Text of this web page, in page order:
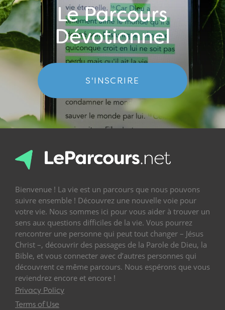
Le Parcours
Dévotionnel
S'INSCRIRE
Bienvenue ! La vie est un parcours que nous pouvons
suivre ensemble ! Découvrez une nouvelle voie pour
votre vie. Nous sommes ici pour vous aider à trouver un
sens aux questions difficiles de la vie. Vous pourrez
rencontrer une personne qui peut tout changer – Jésus
Christ –, découvrir des passages de la Parole de Dieu, la
Bible, et vous connecter avec d’autres personnes qui
découvrent ce même parcours. Nous espérons que vous
reviendrez encore et encore !
Privacy Policy
Terms of Use